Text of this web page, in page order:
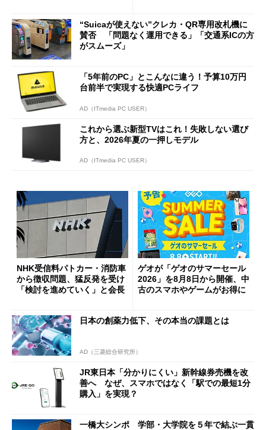
開催
“Suicaが使えない”クレカ・QR専用改札機に
賛否 「問題なく運用できる」「交通系ICの方
がスムーズ」
「5年前のPC」とこんなに違う！予算10万円
台前半で実現する快適PCライフ
AD（ITmedia PC USER）
これから選ぶ新型TVはこれ！失敗しない選び
方と、2026年夏の一押しモデル
AD（ITmedia PC USER）
NHK受信料パトカー・消防車
から徴収問題、猛反発を受け
「検討を進めていく」と会長
ゲオが「ゲオのサマーセール
2026」を8月8日から開催、中
古のスマホやゲームがお得に
日本の創薬力低下、その本当の課題とは
AD（三菱総合研究所）
JR東日本「分かりにくい」新幹線券売機を改
善へ なぜ、スマホではなく「駅での最短1分
購入」を実現？
一橋大シンポ 学部・大学院を５年で結ぶ一貫